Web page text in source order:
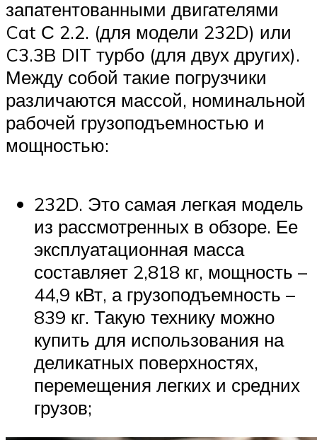
запатентованными двигателями
Cat С 2.2. (для модели 232D) или
C3.3B DIT турбо (для двух других).
Между собой такие погрузчики
различаются массой, номинальной
рабочей грузоподъемностью и
мощностью:
232D. Это самая легкая модель
из рассмотренных в обзоре. Ее
эксплуатационная масса
составляет 2,818 кг, мощность –
44,9 кВт, а грузоподъемность –
839 кг. Такую технику можно
купить для использования на
деликатных поверхностях,
перемещения легких и средних
грузов;